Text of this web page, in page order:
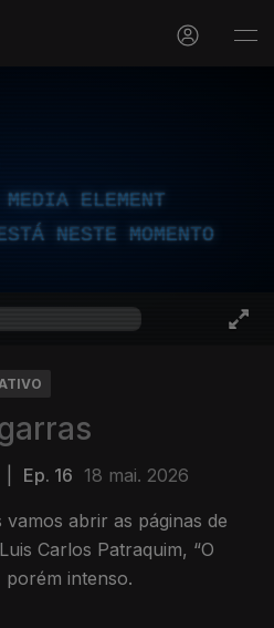
ELEMENT
NESTE MOMENTO
Ep. 16 18 mai. 2026
abrir as páginas de
intenso.